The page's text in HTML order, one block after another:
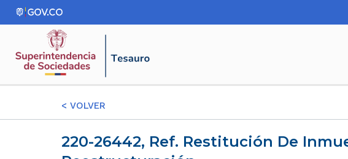
< VOLVER
220-26442, Ref. Restitución De Inmueble Arrendado De Sociedad En Proceso De